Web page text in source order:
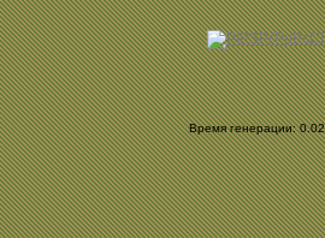
Время генерации: